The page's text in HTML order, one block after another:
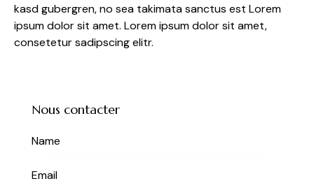
kasd gubergren, no sea takimata sanctus est Lorem
ipsum dolor sit amet. Lorem ipsum dolor sit amet,
consetetur sadipscing elitr.
Nous contacter